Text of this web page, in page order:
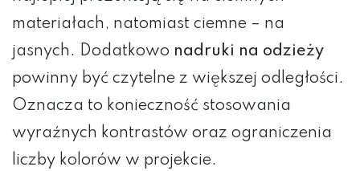
materiałach, natomiast ciemne – na
jasnych. Dodatkowo nadruki na odzieży
powinny być czytelne z większej odległości.
Oznacza to konieczność stosowania
wyraźnych kontrastów oraz ograniczenia
liczby kolorów w projekcie.